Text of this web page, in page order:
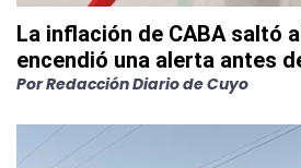
La inflación de CABA saltó
encendió una alerta antes
PorRedacción Diario de Cuyo